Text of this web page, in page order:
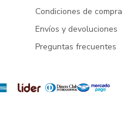
Condiciones de compra
Envíos y devoluciones
Preguntas frecuentes